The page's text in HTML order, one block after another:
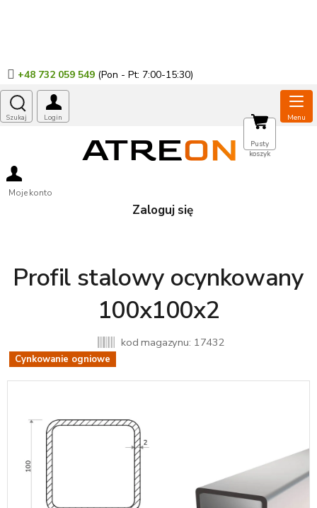
+48 732 059 549
Moje konto
Zaloguj się
KOSZYK
Pusty
koszyk
Profil stalowy ocynkowany
100x100x2
kod magazynu: 17432
Cynkowanie ogniowe